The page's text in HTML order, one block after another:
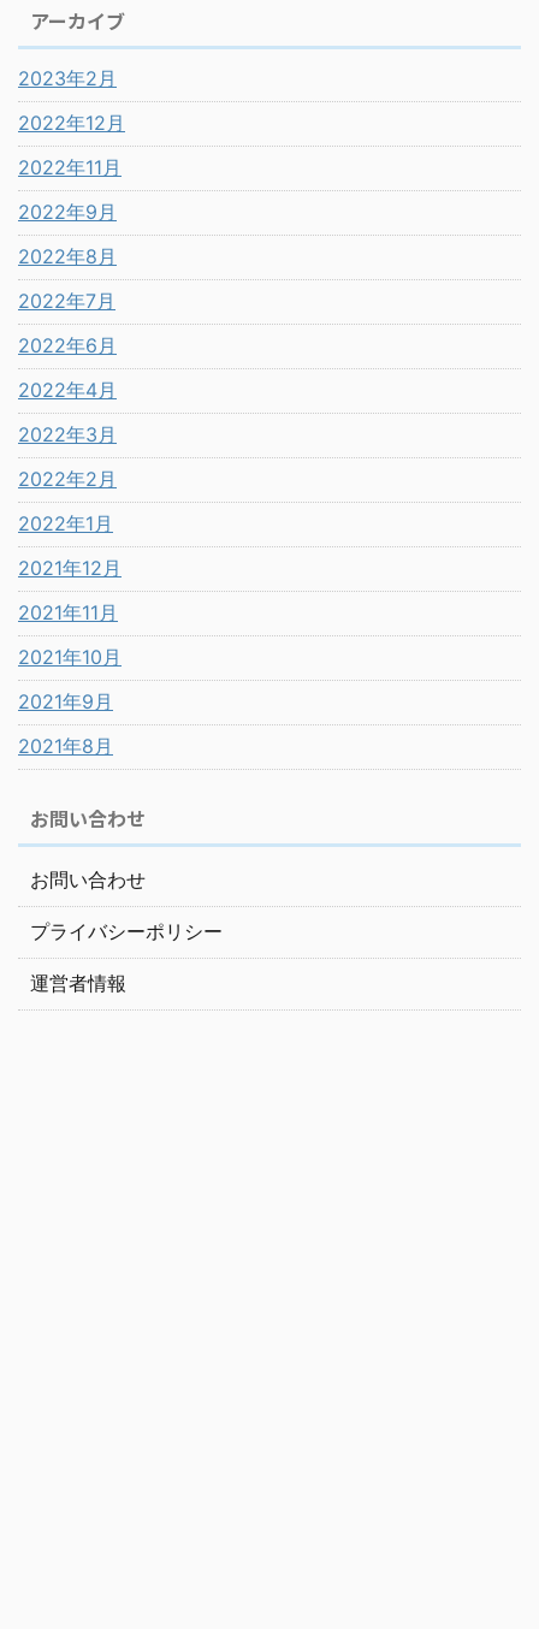
アーカイブ
2023年2月
2022年12月
2022年11月
2022年9月
2022年8月
2022年7月
2022年6月
2022年4月
2022年3月
2022年2月
2022年1月
2021年12月
2021年11月
2021年10月
2021年9月
2021年8月
お問い合わせ
お問い合わせ
プライバシーポリシー
運営者情報